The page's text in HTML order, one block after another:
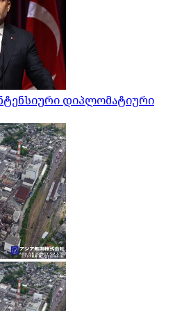
დიპლომატიური